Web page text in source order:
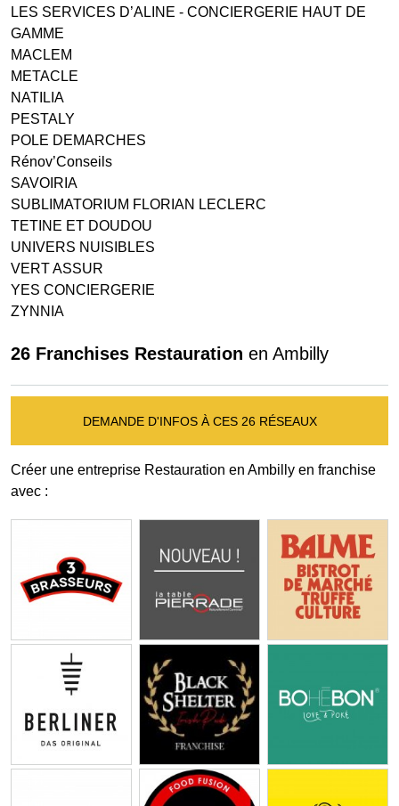
LES SERVICES D’ALINE - CONCIERGERIE HAUT DE
GAMME
MACLEM
METACLE
NATILIA
PESTALY
POLE DEMARCHES
Rénov’Conseils
SAVOIRIA
SUBLIMATORIUM FLORIAN LECLERC
TETINE ET DOUDOU
UNIVERS NUISIBLES
VERT ASSUR
YES CONCIERGERIE
ZYNNIA
26 Franchises Restauration en Ambilly
DEMANDE D'INFOS À CES 26 RÉSEAUX
Créer une entreprise Restauration en Ambilly en franchise
avec :